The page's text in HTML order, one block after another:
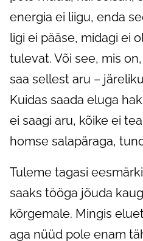
energia ei liigu, enda
ligi ei pääse, midagi ei
tulevat. Või see, mis
saa sellest aru –
Kuidas saada eluga
ei saagi aru, kõike ei
homse salapäraga,
Tuleme tagasi
saaks tööga jõuda
kõrgemale. Mingis
aga nüüd pole enam